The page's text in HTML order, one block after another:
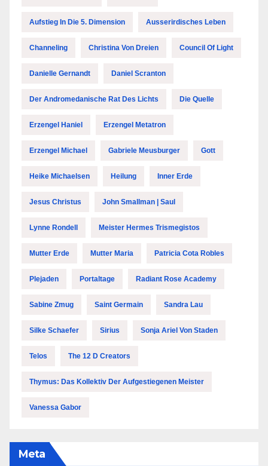
Aufstieg In Die 5. Dimension Ausserirdisches Leben
Channeling Christina Von Dreien Council Of Light
Danielle Gernandt Daniel Scranton
Der Andromedanische Rat Des Lichts Die Quelle
Erzengel Haniel Erzengel Metatron
Erzengel Michael Gabriele Meusburger Gott
Heike Michaelsen Heilung Inner Erde
Jesus Christus John Smallman | Saul
Lynne Rondell Meister Hermes Trismegistos
Mutter Erde Mutter Maria Patricia Cota Robles
Plejaden Portaltage Radiant Rose Academy
Sabine Zmug Saint Germain Sandra Lau
Silke Schaefer Sirius Sonja Ariel Von Staden
Telos The 12 D Creators
Thymus: Das Kollektiv Der Aufgestiegenen Meister
Vanessa Gabor
Meta